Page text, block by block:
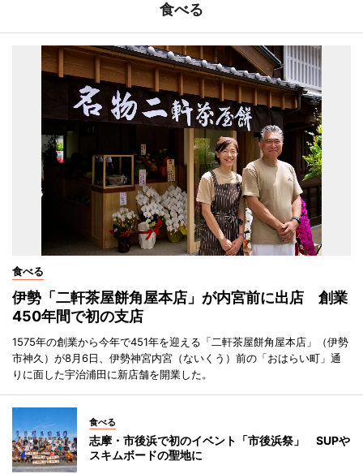
食べる
食べる
伊勢「二軒茶屋餅角屋本店」が内宮前に出店 創業
450年間で初の支店
1575年の創業から今年で451年を迎える「二軒茶屋餅角屋本店」（伊勢
市神久）が8月6日、伊勢神宮内宮（ないくう）前の「おはらい町」通
りに面した宇治浦田に新店舗を開業した。
食べる
志摩・市後浜で初のイベント「市後浜祭」 SUPや
スキムボードの聖地に